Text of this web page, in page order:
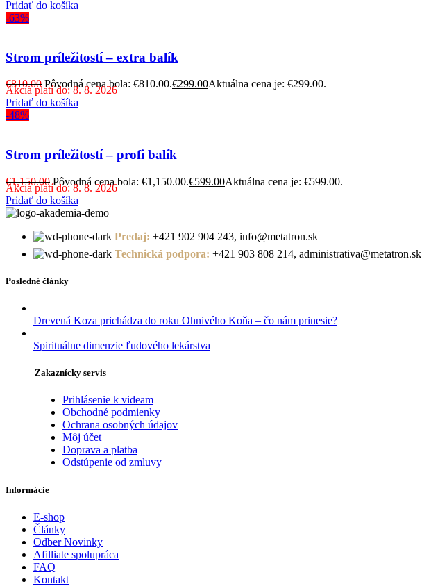
Pridať do košíka
-63%
Strom príležitostí – extra balík
€810.00 Pôvodná cena bola: €810.00.€299.00Aktuálna cena je: €299.00.
Akcia platí do: 8. 8. 2026
Pridať do košíka
-48%
Strom príležitostí – profi balík
€1,150.00 Pôvodná cena bola: €1,150.00.€599.00Aktuálna cena je: €599.00.
Akcia platí do: 8. 8. 2026
Pridať do košíka
Predaj: +421 902 904 243, info@metatron.sk
Technická podpora: +421 903 808 214, administrativa@metatron.sk
Posledné články
Drevená Koza prichádza do roku Ohnivého Koňa – čo nám prinesie?
Spirituálne dimenzie ľudového lekárstva
Zakaznícky servis
Prihlásenie k videam
Obchodné podmienky
Ochrana osobných údajov
Môj účet
Doprava a platba
Odstúpenie od zmluvy
Informácie
E-shop
Články
Odber Novinky
Afilliate spolupráca
FAQ
Kontakt